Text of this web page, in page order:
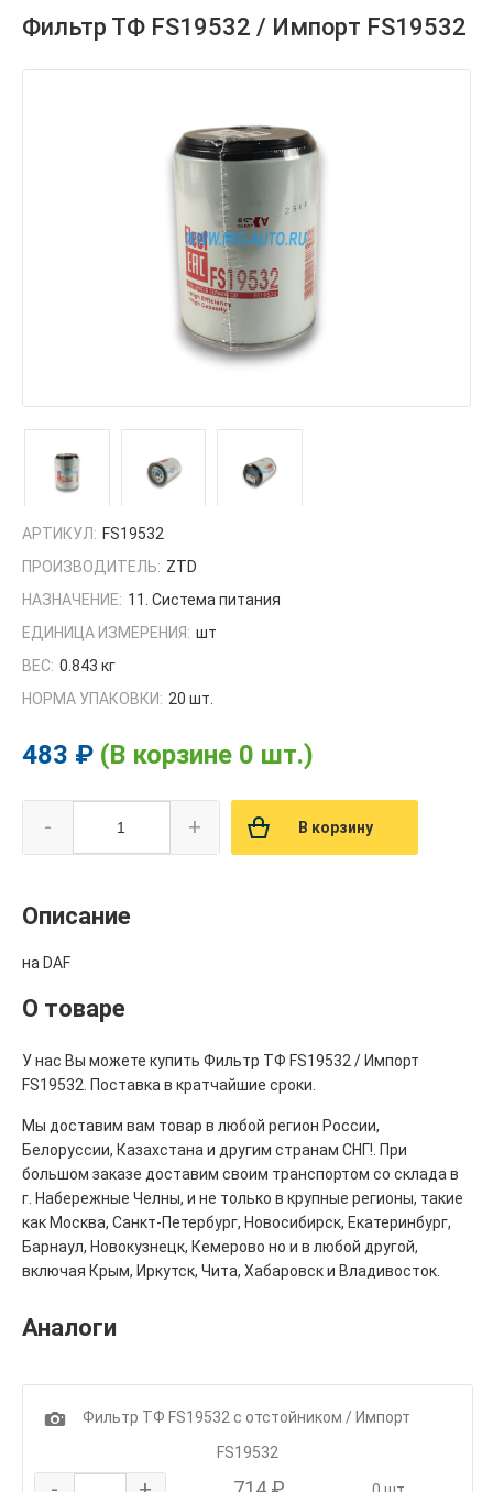
Фильтр ТФ FS19532 / Импорт FS19532
АРТИКУЛ: FS19532
ПРОИЗВОДИТЕЛЬ: ZTD
НАЗНАЧЕНИЕ: 11. Система питания
ЕДИНИЦА ИЗМЕРЕНИЯ: шт
ВЕС: 0.843 кг
НОРМА УПАКОВКИ: 20 шт.
483 ₽ (В корзине 0 шт.)
- + В корзину
Описание
на DAF
О товаре
У нас Вы можете купить Фильтр ТФ FS19532 / Импорт
FS19532. Поставка в кратчайшие сроки.
Мы доставим вам товар в любой регион России,
Белоруссии, Казахстана и другим странам СНГ!. При
большом заказе доставим своим транспортом со склада в
г. Набережные Челны, и не только в крупные регионы, такие
как Москва, Санкт-Петербург, Новосибирск, Екатеринбург,
Барнаул, Новокузнецк, Кемерово но и в любой другой,
включая Крым, Иркутск, Чита, Хабаровск и Владивосток.
Аналоги
1
Фильтр ТФ FS19532 с отстойником / Импорт
FS19532